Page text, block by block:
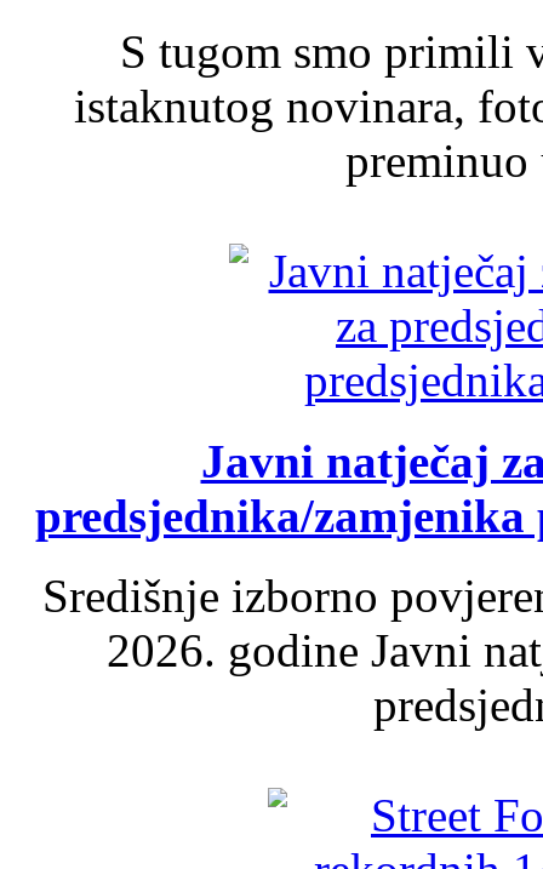
S tugom smo primili
istaknutog novinara,
Javni natječaj
predsjednika/
Središnje izborno
2026. godine Javni